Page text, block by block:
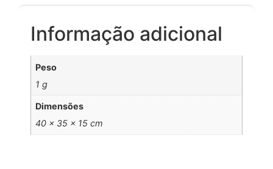
Informação adicional
Peso
1 g
Dimensões
40 × 35 × 15 cm